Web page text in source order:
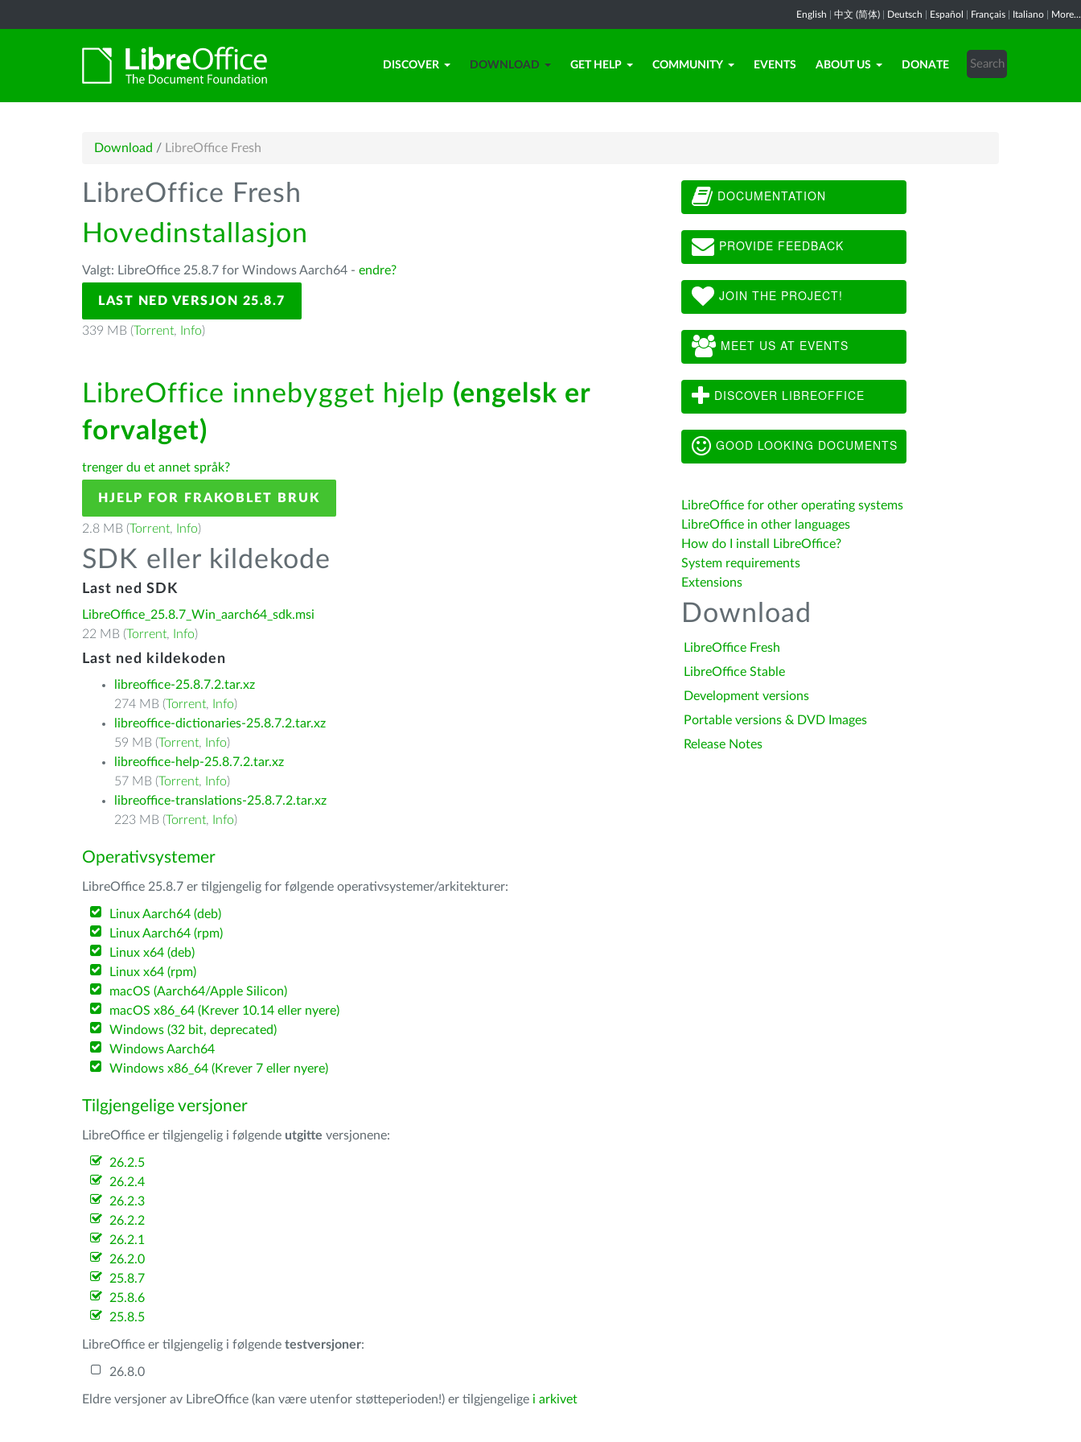
English 中文 (简体) Deutsch Español Français Italiano More...
DISCOVER DOWNLOAD GET HELP COMMUNITY EVENTS ABOUT US DONATE
Download / LibreOffice Fresh
LibreOffice Fresh
Hovedinstallasjon
Valgt: LibreOffice 25.8.7 for Windows Aarch64 - endre?
LAST NED VERSJON 25.8.7
339 MB (Torrent, Info)
LibreOffice innebygget hjelp (engelsk er
forvalget)
trenger du et annet språk?
HJELP FOR FRAKOBLET BRUK
2.8 MB (Torrent, Info)
SDK eller kildekode
Last ned SDK
LibreOffice_25.8.7_Win_aarch64_sdk.msi
22 MB (Torrent, Info)
Last ned kildekoden
libreoffice-25.8.7.2.tar.xz
274 MB (Torrent, Info)
libreoffice-dictionaries-25.8.7.2.tar.xz
59 MB (Torrent, Info)
libreoffice-help-25.8.7.2.tar.xz
57 MB (Torrent, Info)
libreoffice-translations-25.8.7.2.tar.xz
223 MB (Torrent, Info)
Operativsystemer
LibreOffice 25.8.7 er tilgjengelig for følgende operativsystemer/arkitekturer:
Linux Aarch64 (deb)
Linux Aarch64 (rpm)
Linux x64 (deb)
Linux x64 (rpm)
macOS (Aarch64/Apple Silicon)
macOS x86_64 (Krever 10.14 eller nyere)
Windows (32 bit, deprecated)
Windows Aarch64
Windows x86_64 (Krever 7 eller nyere)
Tilgjengelige versjoner
LibreOffice er tilgjengelig i følgende utgitte versjonene:
26.2.5
26.2.4
26.2.3
26.2.2
26.2.1
26.2.0
25.8.7
25.8.6
25.8.5
LibreOffice er tilgjengelig i følgende testversjoner:
26.8.0
Eldre versjoner av LibreOffice (kan være utenfor støtteperioden!) er tilgjengelige i arkivet
DOCUMENTATION
PROVIDE FEEDBACK
JOIN THE PROJECT!
MEET US AT EVENTS
DISCOVER LIBREOFFICE
GOOD LOOKING DOCUMENTS
LibreOffice for other operating systems
LibreOffice in other languages
How do I install LibreOffice?
System requirements
Extensions
Download
LibreOffice Fresh
LibreOffice Stable
Development versions
Portable versions & DVD Images
Release Notes